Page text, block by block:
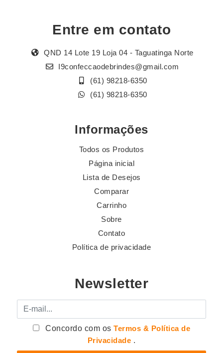
Entre em contato
QND 14 Lote 19 Loja 04 - Taguatinga Norte
I9confeccaodebrindes@gmail.com
(61) 98218-6350
(61) 98218-6350
Informações
Todos os Produtos
Página inicial
Lista de Desejos
Comparar
Carrinho
Sobre
Contato
Política de privacidade
Newsletter
E-mail
Concordo com osTermos & Política de
Privacidade .